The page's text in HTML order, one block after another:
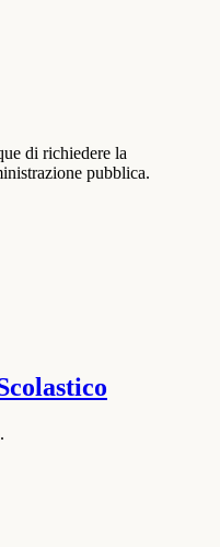
di richiedere la
pubblica.